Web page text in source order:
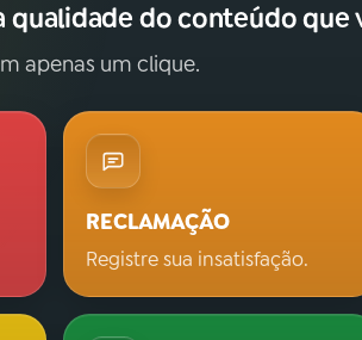
qualidade do conteúdo que
apenas um clique.
RECLAMAÇÃO
Registre sua insatisfação.